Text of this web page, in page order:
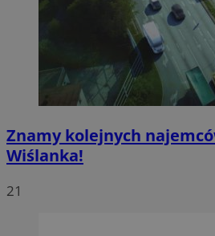
Znamy kolejnych
Wiślanka!
21